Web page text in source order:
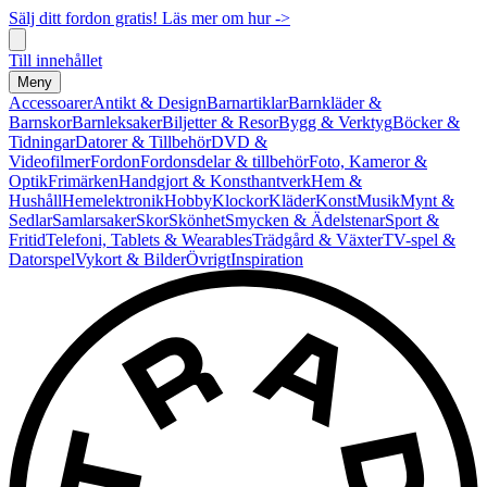
Sälj ditt fordon gratis! Läs mer om hur ->
Till innehållet
Meny
AccessoarerAntikt & DesignBarnartiklarBarnkläder &
BarnskorBarnleksakerBiljetter & ResorBygg & VerktygBöcker &
TidningarDatorer & TillbehörDVD &
VideofilmerFordonFordonsdelar & tillbehörFoto, Kameror &
OptikFrimärkenHandgjort & KonsthantverkHem &
HushållHemelektronikHobbyKlockorKläderKonstMusikMynt &
SedlarSamlarsakerSkorSkönhetSmycken & ÄdelstenarSport &
FritidTelefoni, Tablets & WearablesTrädgård & VäxterTV-spel &
DatorspelVykort & BilderÖvrigtInspiration